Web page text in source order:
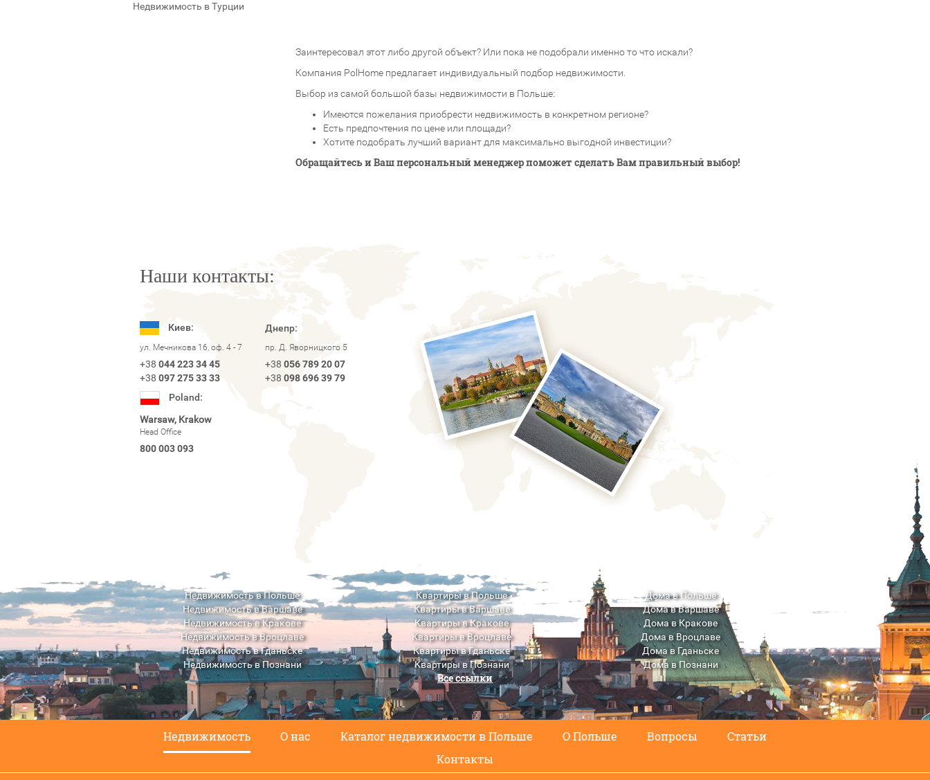
Недвижимость в Турции
Заинтересовал этот либо другой объект? Или пока не подобрали именно то что искали?
Компания PolHome предлагает индивидуальный подбор недвижимости.
Выбор из самой большой базы недвижимости в Польше:
Имеются пожелания приобрести недвижимость в конкретном регионе?
Есть предпочтения по цене или площади?
Хотите подобрать лучший вариант для максимально выгодной инвестиции?
Обращайтесь и Ваш персональный менеджер поможет сделать Вам правильный выбор!
Наши контакты:
Киев:
ул. Мечникова 16, оф. 4 - 7
+38 044 223 34 45
+38 097 275 33 33
Днепр:
пр. Д. Яворницкого 5
+38 056 789 20 07
+38 098 696 39 79
Poland:
Warsaw, Krakow
Head Office
800 003 093
Недвижимость в Польше
Недвижимость в Варшаве
Недвижимость в Кракове
Недвижимость в Вроцлаве
Недвижимость в Гданьске
Недвижимость в Познани
Недвижимость в Люблине
Квартиры в Польше
Квартиры в Варшаве
Квартиры в Кракове
Квартиры в Вроцлаве
Квартиры в Гданьске
Квартиры в Познани
Квартиры в Люблине
Дома в Польше
Дома в Варшаве
Дома в Кракове
Дома в Вроцлаве
Дома в Гданьске
Дома в Познани
Дома в Люблине
Все ссылки
Недвижимость О нас Каталог недвижимости в Польше О Польше Вопросы
Статьи
Контакты